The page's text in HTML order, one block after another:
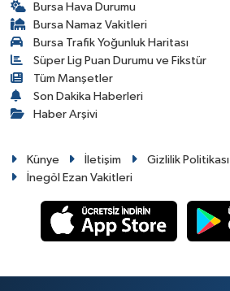
Bursa Hava Durumu
Bursa Namaz Vakitleri
Bursa Trafik Yoğunluk Haritası
Süper Lig Puan Durumu ve Fikstür
Tüm Manşetler
Son Dakika Haberleri
Haber Arşivi
Künye İletişim
Gizlilik Politikası
İnegöl Ezan Vakitleri